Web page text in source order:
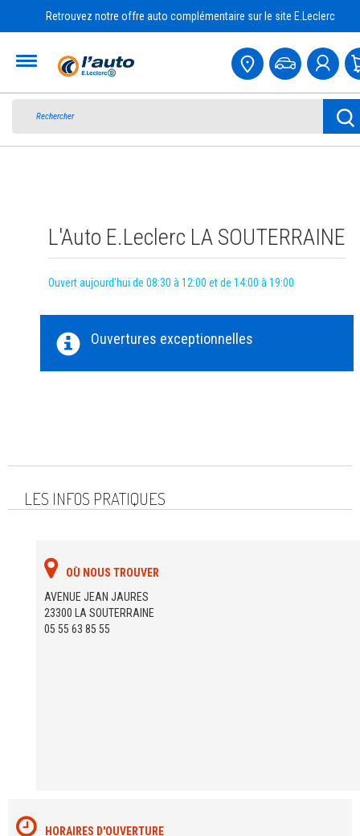
Retrouvez notre offre auto complémentaire sur le site E.Leclerc
L'Auto E.Leclerc LA SOUTERRAINE
Ouvert aujourd'hui de 08:30 à 12:00 et de 14:00 à 19:00
Ouvertures exceptionnelles
LES INFOS PRATIQUES
OÙ NOUS TROUVER
AVENUE JEAN JAURES
23300 LA SOUTERRAINE
05 55 63 85 55
HORAIRES D'OUVERTURE